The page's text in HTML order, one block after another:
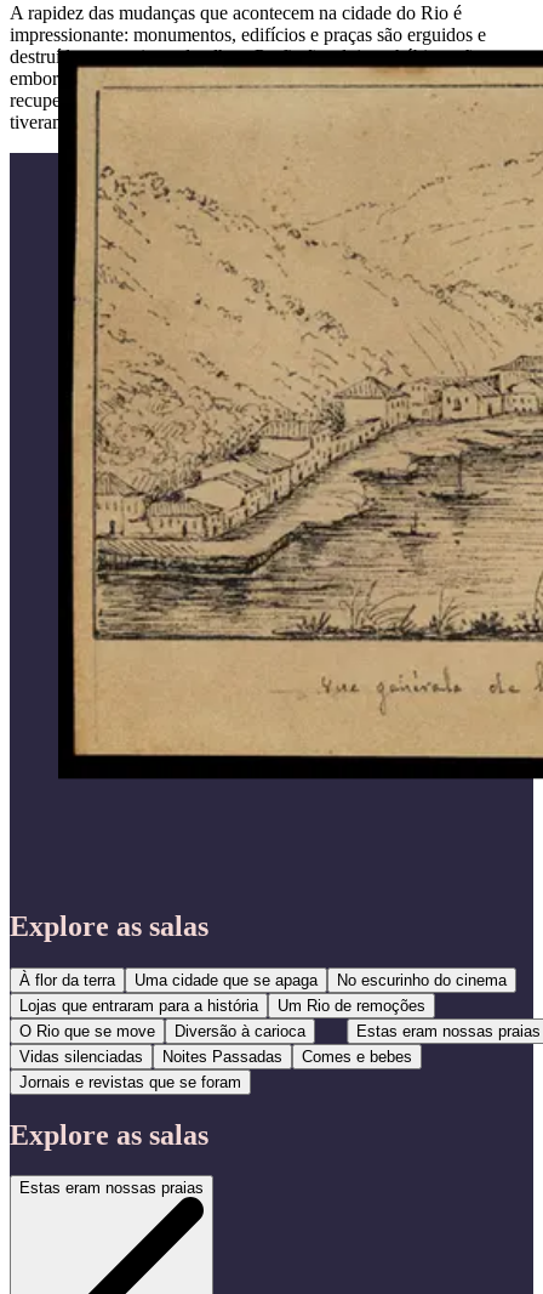
A rapidez das mudanças que acontecem na cidade do Rio é
impressionante: monumentos, edifícios e praças são erguidos e
destruídos num piscar de olhos. Profissões, lojas e hábitos vão
embora muitas vezes sem registros. Várias dessas narrativas foram
recuperadas nessa galeria, assim como a história de pessoas que
tiveram suas vidas subtraídas de forma inesperada.
Explore as salas
À flor da terra Uma cidade que se apaga
No escurinho do cinema
Lojas que entraram para a história
Um Rio de remoções
O Rio que se move
Diversão à carioca
Estas eram nossas praias
Vidas silenciadas
Noites Passadas
Comes e bebes
Jornais e revistas que se foram
Explore as salas
Estas eram nossas praias